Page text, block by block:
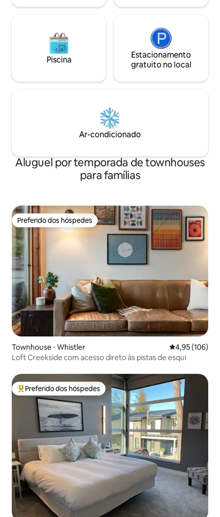
com licença municipal.
Piscina
Estacionamento
gratuito no local
Ar-condicionado
Aluguel por temporada de townhouses
para famílias
Preferido dos hóspedes
Preferido dos hóspedes
Townhouse ⋅ Whistler 4,95 de uma
4,95 (106)
Loft Creekside com acesso direto às pistas de esqui
Entre os melhores preferidos dos hóspedes
Preferido dos hóspedes